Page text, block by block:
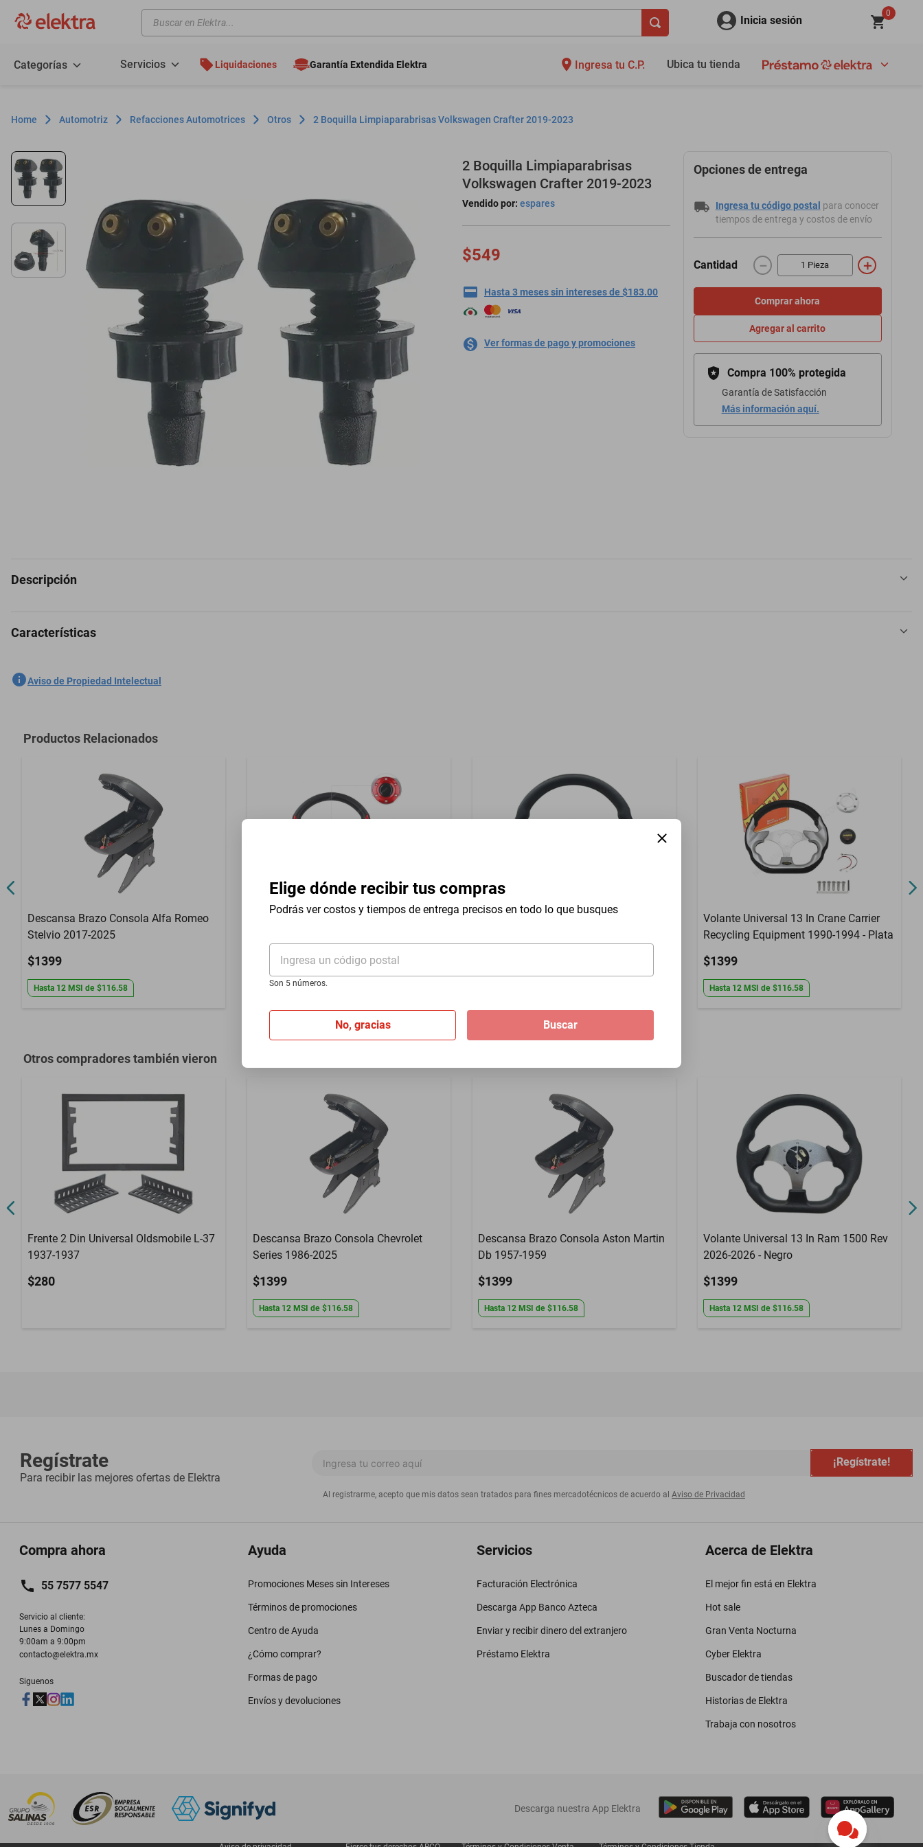
Buscar en Elektra... Inicia sesión
0
Categorías Servicios Liquidaciones Garantía Extendida Elektra Ingresa tu C.P.
Elige dónde recibir tus compras
Podrás ver costos y tiempos de entrega precisos en todo lo que busques
Ingresa un código postal
Son 5 números.
No, gracias Buscar
Ubica tu tienda
Automotriz Refacciones Automotrices Otros 2 Boquilla Limpiaparabrisas Volkswagen Crafter 2019-2023
2 Boquilla Limpiaparabrisas
Volkswagen Crafter 2019-2023
Vendido por: espares
$549
Hasta 3 meses sin intereses de $183.00
Ver formas de pago y promociones
Opciones de entrega
Ingresa tu código postal para conocer
tiempos de entrega y costos de envío
Cantidad ＋
－
Comprar ahora
Agregar al carrito
Compra 100% protegida
Garantía de Satisfacción
Más información aquí.
Descripción
2 Boquilla Limpiaparabrisas Volkswagen Crafter 2019-2023
Características
SKU
Modelo
Aviso de Propiedad Intelectual
Productos Relacionados
Descansa Brazo Consola Alfa Romeo
Stelvio 2017-2025
$1399
Hasta 12 MSI de $116.58
Volante Universal 13 In Studebaker
$1399
Hasta12 MSIde $116.58
Volante Universal 13 In Ram 1500 Rev
Volante Universal 13 In Crane Carrier
Recycling Equipment 1990-1994 - Plata
$1399
Hasta 12 MSI de $116.58
Otros compradores también vieron
Frente 2 Din Universal Oldsmobile L-37
1937-1937
$280
Descansa Brazo Consola Chevrolet
Series 1986-2025
$1399
Hasta 12 MSI de $116.58
Descansa Brazo Consola Aston Martin
Db 1957-1959
$1399
Hasta 12 MSI de $116.58
Volante Universal 13 In Ram 1500 Rev
2026-2026 - Negro
$1399
Hasta 12 MSI de $116.58
Regístrate
Para recibir las mejores ofertas de Elektra
¡Regístrate!
Al registrarme, acepto que mis datos sean tratados para fines mercadotécnicos de acuerdo al Aviso de Privacidad
Compra ahora
55 7577 5547
Servicio al cliente:
Lunes a Domingo
9:00am a 9:00pm
contacto@elektra.mx
Siguenos
Ayuda
Promociones Meses sin Intereses
Términos de promociones
Centro de Ayuda
¿Cómo comprar?
Formas de pago
Envíos y devoluciones
Servicios
Facturación Electrónica
Descarga App Banco Azteca
Enviar y recibir dinero del extranjero
Préstamo Elektra
Acerca de Elektra
El mejor fin está en Elektra
Hot sale
Gran Venta Nocturna
Cyber Elektra
Buscador de tiendas
Historias de Elektra
Trabaja con nosotros
‎ Descarga nuestra App Elektra
motos
colchones
salas